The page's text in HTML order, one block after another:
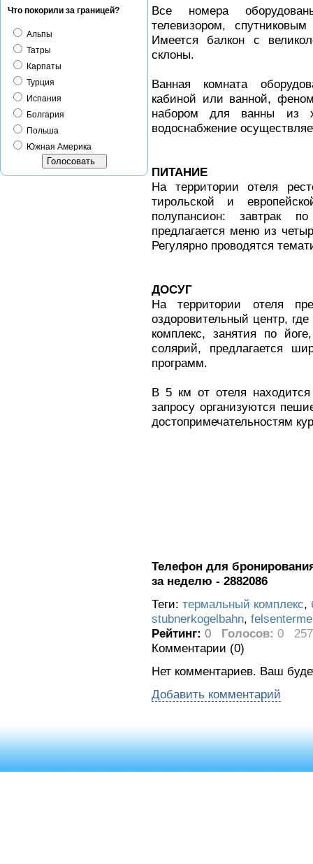
Что покорили за границей?
Альпы
Татры
Карпаты
Турция
Испания
Болгария
Польша
Южная Америка
Все номера
телевизором,
Имеется балкон с
склоны.
Ванная комната
кабиной или ванной,
набором для ванны из
водоснабжение
ПИТАНИЕ
На территории отеля
тирольской и
полупансион: завтрак
предлагается меню из
Регулярно проводятся
ДОСУГ
На территории отеля
оздоровительный центр,
комплекс, занятия по
солярий, предлагается
программ.
В 5 км от отеля
запросу организуются
достопримечательностям
Телефон для
за неделю - 2882086
Теги: термальный комплекс,
stubnerkogelbahn, felsenterme
Рейтинг: 0 Голосов: 0
Комментарии (0)
Нет комментариев. Ваш
Добавить комментарий